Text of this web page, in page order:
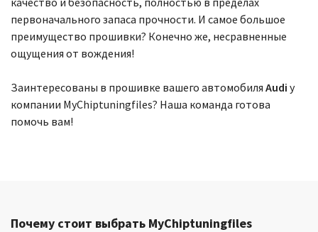
первоначального запаса прочности. И самое большое
преимущество прошивки? Конечно же, несравненные
ощущения от вождения!
Заинтересованы в прошивке вашего автомобиля Audi у
компании MyChiptuningfiles? Наша команда готова
помочь вам!
Почему стоит выбрать MyChiptuningfiles